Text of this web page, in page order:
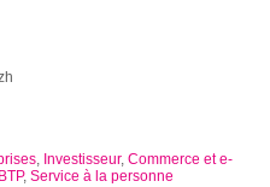
, Investisseur, Commerce et e-
, Service à la personne